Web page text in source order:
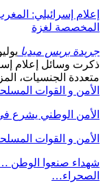
إعلام إسرائيلي:
المخصصة لغزة
جريدة بريس ميديا يوليو 25,
ذكرت وسائل إعلام
متعددة الجنسيات،
الأمن و القوات
الأمن الوطني يشرع
الأمن و القوات
شهداء صنعوا الوطن
الصحراء…